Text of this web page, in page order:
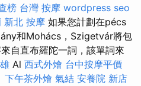
榜 台灣 按摩 wordpress seo
新北 按摩 如果您計劃在pécs
和Mohács，Szigetvár將包
自直布羅陀一詞，該單詞來
Al 西式外燴 台中按摩平價
下午茶外燴 氣結 安養院 新店